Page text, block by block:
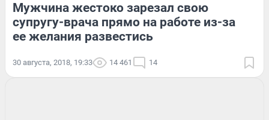
Мужчина жестоко зарезал свою
супругу-врача прямо на работе из-за
ее желания развестись
30 августа, 2018, 19:33 14 461 14